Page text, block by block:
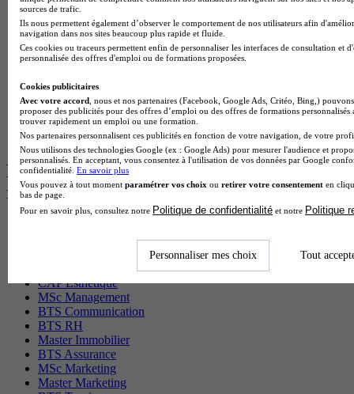
MSc Marketing Digital en alternance
BTS Gpme en alternance
Cap Electricien en alternance
BTS Gpn en alternance
BTS Domotique en alternance
BAC Pro Agora en alternance
BTS Sta en alternance
BTS Iris en alternance
BTS Tpl en alternance
BTS Ati en alternance
Les diplômes par filière les plus
recherchés
Master Management
CAP Esthétique
MSc Management
BTS Communication
BTS RH
Master Immobilier
BTS Assurance
MSc Marketing
Master Marketing
sources de trafic.
Ils nous permettent également d’observer le comportement de nos utilisateurs afin
navigation dans nos sites beaucoup plus rapide et fluide.
Ces cookies ou traceurs permettent enfin de personnaliser les interfaces de consultation et
personnalisée des offres d'emploi ou de formations proposées.
Cookies publicitaires
Avec votre accord , nous et nos partenaires (Facebook, Google Ads, Critéo, Bing,)
proposer des publicités pour des offres d’emploi ou des offres de formations
trouver rapidement un emploi ou une formation.
Nos partenaires personnalisent ces publicités en fonction de votre navigation, de votre
Nous utilisons des technologies Google (ex : Google Ads) pour mesurer l'audience et
personnalisés. En acceptant, vous consentez à l'utilisation de vos données par Google
confidentialité. En savoir plus
Vous pouvez à tout moment paramétrer vos choix ou retirer votre consentement en
bas de page.
Pour en savoir plus, consultez notre Politique de confidentialité et notre Politique
Personnaliser mes choix Tout